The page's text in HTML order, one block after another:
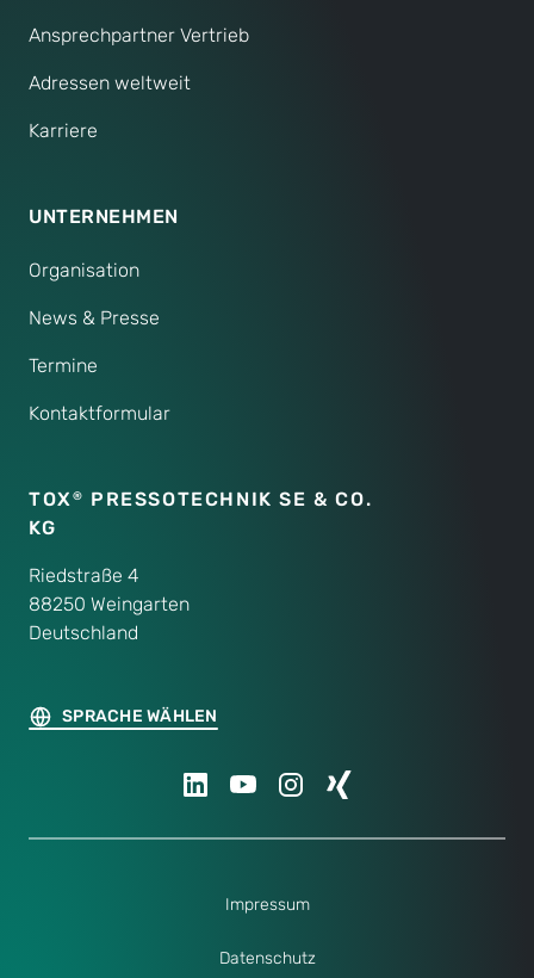
Ansprechpartner Vertrieb
Adressen weltweit
Karriere
UNTERNEHMEN
Organisation
News & Presse
Termine
Kontaktformular
SPRACHE WÄHLEN
TOX®
PRESSOTECHNIK SE & CO.
KG
Riedstraße 4
88250 Weingarten
Deutschland
Impressum
Datenschutz